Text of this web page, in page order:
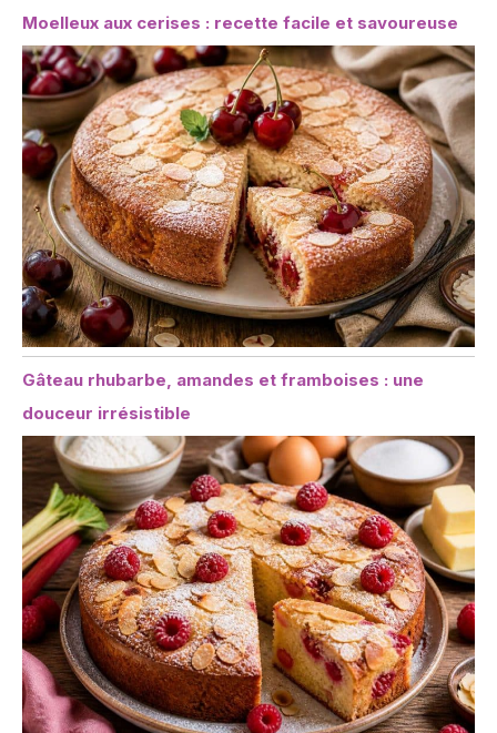
Moelleux aux cerises : recette facile et savoureuse
Gâteau rhubarbe, amandes et framboises : une
douceur irrésistible